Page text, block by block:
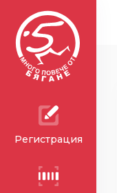
Регистрация